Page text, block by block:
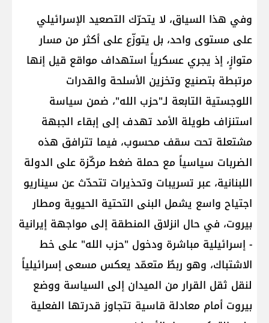
وفي هذا السياق، لا يتحرّك التصعيد الإسرائيلي
على مستوى واحد، بل يتوزّع على أكثر من مسار
متوازٍ، إذ يجري عسكرياً استهداف مواقع قيل إنها
مرتبطة بتصنيع وتخزين الأسلحة والقدرات
اللوجستية التابعة لـ"حزب الله"، ضمن سياسة
استنزاف طويلة الأمد تهدف إلى إبقاء الجبهة
مشتعلة تحت سقف محسوب، فيما تترافق هذه
الضربات سياسياً مع حملة ضغط مركّزة على الدولة
اللبنانية، عبر تسريبات وتحذيرات تتحدّث عن سيناريو
اجتياح واسع يشمل البنى التحتية الحيوية ومطار
بيروت، في حال انزلاق المنطقة إلى مواجهة إيرانية
- إسرائيلية مباشرة ودخول "حزب الله" على خط
الاشتباك، وهو ربطٌ متعمّد يعكس مسعى إسرائيلياً
لنقل ثقل القرار من الميدان إلى السياسة ووضع
بيروت أمام معادلة قاسية تتجاوز قدرتها الفعلية